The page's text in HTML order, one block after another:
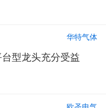
华特气体
型龙头充分受益